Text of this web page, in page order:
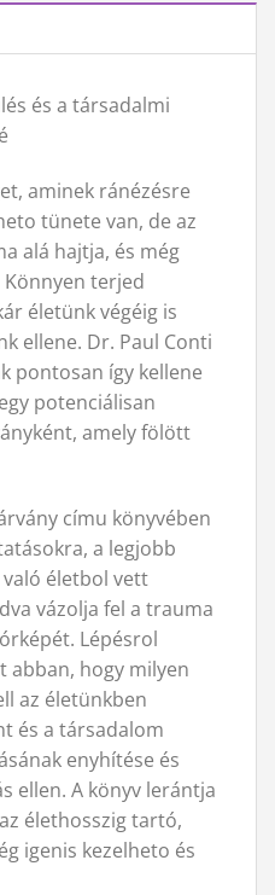
és a társadalmi
aminek ránézésre
tünete van, de az
alá hajtja, és még
Könnyen terjed
életünk végéig is
ellene. Dr. Paul Conti
pontosan így kellene
potenciálisan
amely fölött
címu könyvében
a legjobb
életbol vett
vázolja fel a trauma
Lépésrol
abban, hogy milyen
az életünkben
és a társadalom
enyhítése és
ellen. A könyv lerántja
élethosszig tartó,
igenis kezelheto és